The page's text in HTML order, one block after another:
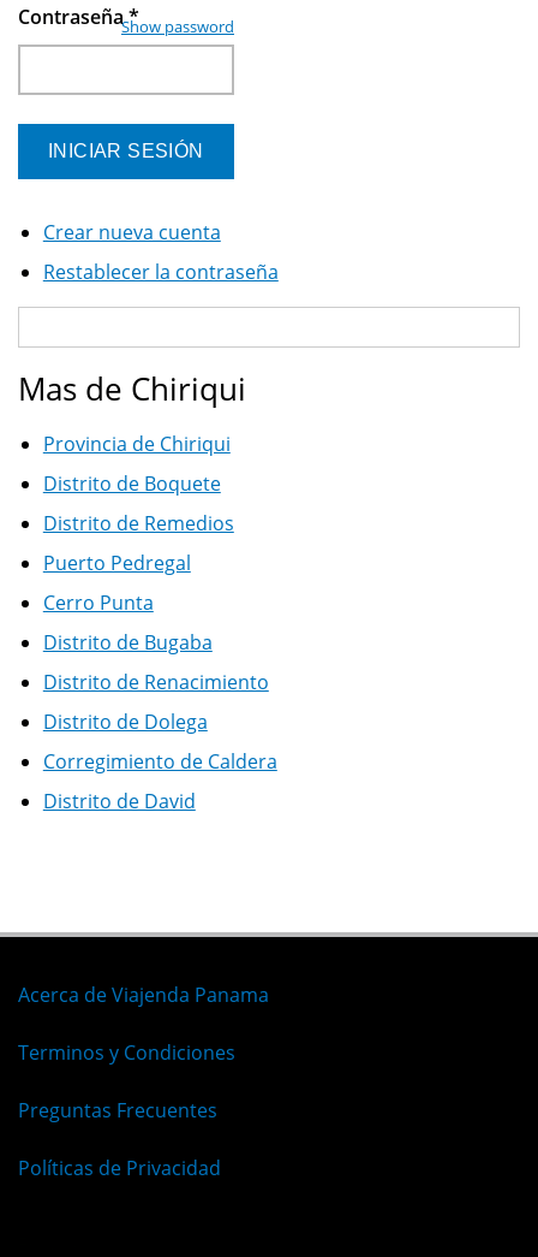
Contraseña*
Show password
Crear nueva cuenta
Restablecer la contraseña
Mas de Chiriqui
Provincia de Chiriqui
Distrito de Boquete
Distrito de Remedios
Puerto Pedregal
Cerro Punta
Distrito de Bugaba
Distrito de Renacimiento
Distrito de Dolega
Corregimiento de Caldera
Distrito de David
Acerca de Viajenda Panama
Terminos y Condiciones
Preguntas Frecuentes
Políticas de Privacidad